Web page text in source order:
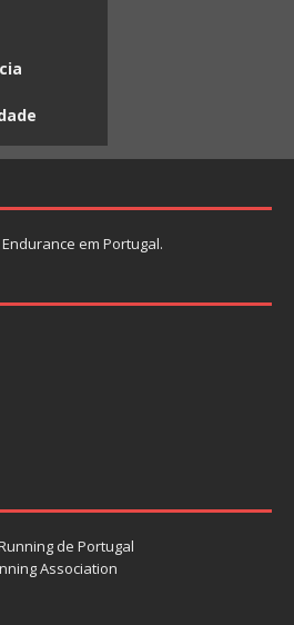
em Portugal.
de Portugal
Association